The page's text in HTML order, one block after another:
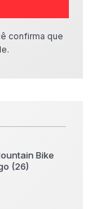
confirma que
Bike
(26)